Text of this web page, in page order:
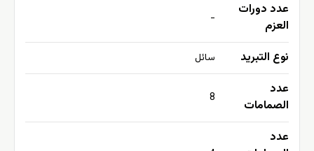
عدد دورات
العزم
-
نوع التبريد سائل
عدد
الصمامات
8
عدد